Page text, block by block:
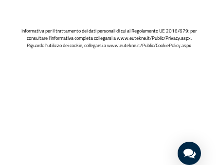
Informativa per il trattamento dei dati personali di cui al Regolamento UE 2016/679: per
consultare l'informativa completa collegarsi awww.eutekne.it/Public/Privacy.aspx.
Riguardo l'utilizzo dei cookie, collegarsi awww.eutekne.it/Public/CookiePolicy.aspx